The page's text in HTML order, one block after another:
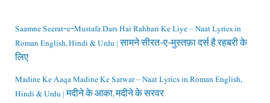
Saamne Seerat-e-Mustafa Dars Hai Rahbari Ke Liye – Naat Lyrics in
Roman English, Hindi & Urdu | सामने सीरत-ए-मुस्तफ़ा दर्स है रहबरी के
लिए
Madine Ke Aaqa Madine Ke Sarwar – Naat Lyrics in Roman English,
Hindi & Urdu | मदीने के आका, मदीने के सरवर